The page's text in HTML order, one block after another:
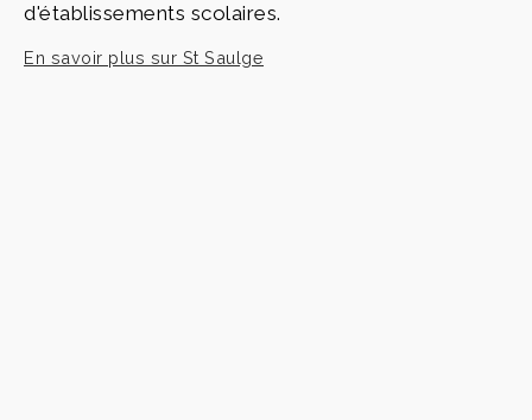
d'établissements scolaires.
En savoir plus sur St Saulge